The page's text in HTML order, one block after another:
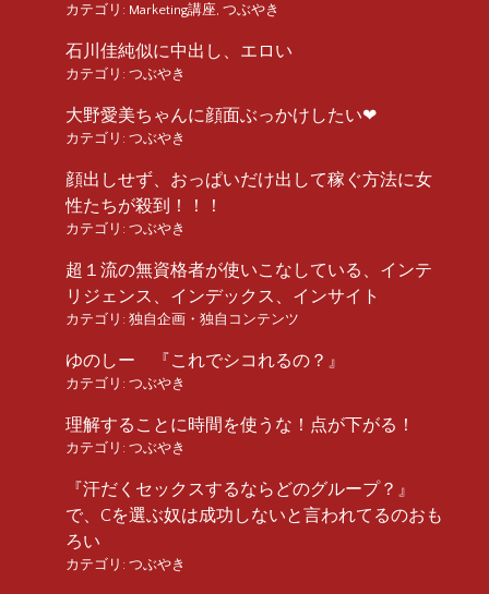
カテゴリ: Marketing講座 つぶやき
石川佳純似に中出し、エロい
カテゴリ: つぶやき
大野愛美ちゃんに顔面ぶっかけしたい❤︎
カテゴリ: つぶやき
顔出しせず、おっぱいだけ出して稼ぐ方法に女
性たちが殺到！！！
カテゴリ: つぶやき
超１流の無資格者が使いこなしている、インテ
リジェンス、インデックス、インサイト
カテゴリ: 独自企画・独自コンテンツ
ゆのしー 『これでシコれるの？』
カテゴリ: つぶやき
理解することに時間を使うな！点が下がる！
カテゴリ: つぶやき
『汗だくセックスするならどのグループ？』
で、Cを選ぶ奴は成功しないと言われてるのおも
ろい
カテゴリ: つぶやき